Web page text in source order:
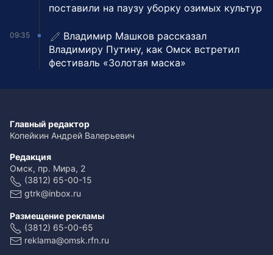
поставили на паузу уборку озимых культур
09:35
Владимир Машков рассказал
Владимиру Путину, как Омск встретил
фестиваль «Золотая маска»
Главный редактор
Копейкин Андрей Валерьевич
Редакция
Омск, пр. Мира, 2
(3812) 65-00-15
gtrk@inbox.ru
Размещение рекламы
(3812) 65-00-65
reklama@omsk.rfn.ru